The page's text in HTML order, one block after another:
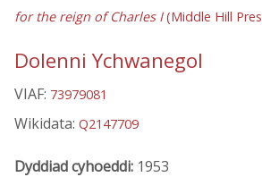
for the reign of Charles I(Middle Hill
Dolenni Ychwanegol
VIAF: 73979081
Wikidata: Q2147709
Dyddiad cyhoeddi: 1953